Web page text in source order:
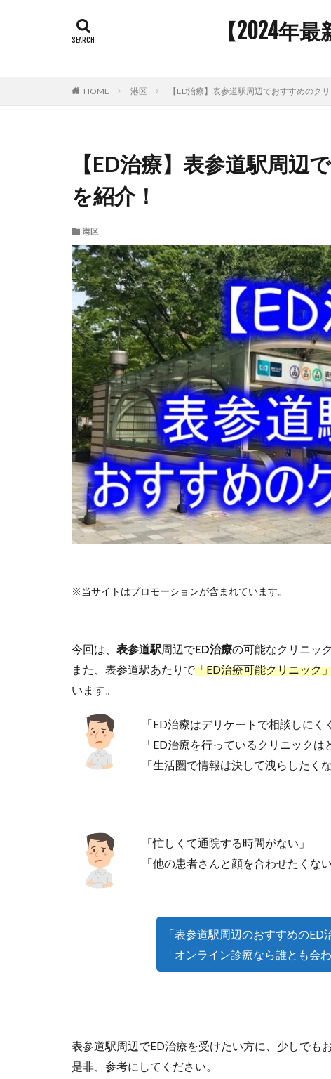
【2024年
HOME 港区 【ED治療】表参道駅周辺でおすすめのク
【ED治療】表参道駅周辺
を紹介！
港区
※当サイトはプロモーションが含まれています。
今回は、 表参道駅周辺でED治療の可能なクリニッ
また、表参道駅あたりで「ED治療可能クリニック
います。
「ED治療はデリケートで相談しに
「ED治療を行っているクリニックは
「生活圏で情報は決して洩らしたくな
「忙しくて通院する時間がない」
「他の患者さんと顔を合わせたくない
「表参道駅周辺のおすすめの
「オンライン診療なら誰とも会
表参道駅周辺でED治療を受けたい方に、少しでも
是非、参考にしてください。